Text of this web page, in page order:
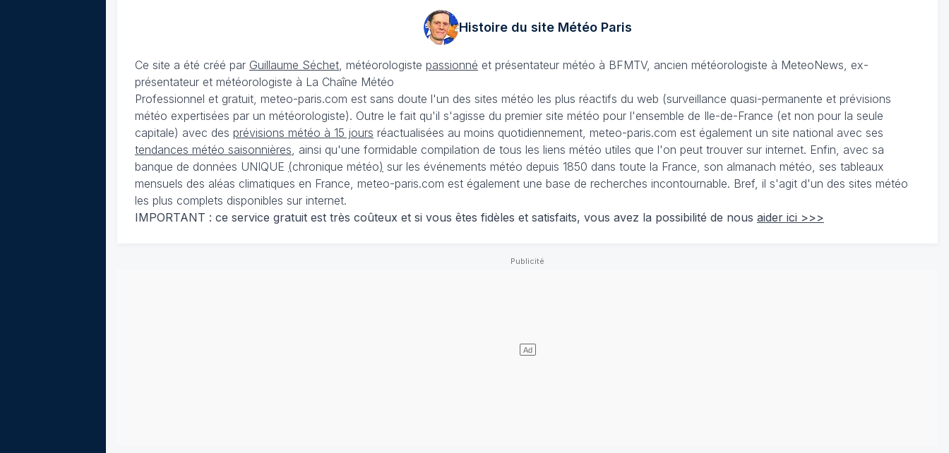
Histoire du site MétéoParis
Ce site a été créé par Guillaume Séchet , météorologiste passionné et présentateur météo à BFMTV, ancien météorologiste à MeteoNews, ex-
présentateur et météorologiste à La Chaîne Météo
Professionnel et gratuit, meteo-paris.com est sans doute l'un des sites météo les plus réactifs du web (surveillance quasi-permanente et prévisions
météo expertisées par un météorologiste). Outre le fait qu'il s'agisse du premier site météo pour l'ensemble de Ile-de-France (et non pour la seule
capitale) avec des prévisions météo à 15 jours réactualisées au moins quotidiennement, meteo-paris.com est également un site national avec ses
tendances météo saisonnières , ainsi qu'une formidable compilation de tous les liens météo utiles que l'on peut trouver sur internet. Enfin, avec sa
banque de données UNIQUE (chronique météo) sur les événements météo depuis 1850 dans toute la France, son almanach météo, ses tableaux
mensuels des aléas climatiques en France, meteo-paris.com est également une base de recherches incontournable. Bref, il s'agit d'un des sites météo
les plus complets disponibles sur internet.
IMPORTANT : ce service gratuit est très coûteux et si vous êtes fidèles et satisfaits, vous avez la possibilité de nous aider ici >>>